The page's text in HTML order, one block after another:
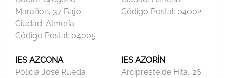
Marañón, 37 Bajo
Ciudad: Almería
Código Postal: 04005
Código Postal: 04002
IES AZCONA
Policia José Rueda
IES AZORÍN
Arcipreste de Hita, 26